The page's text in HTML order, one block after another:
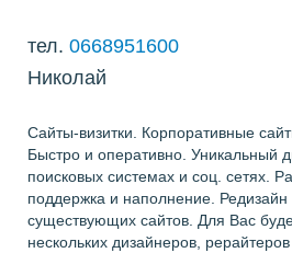
тел. 0668951600
Николай
Сайты-визитки. Корпоративные
Быстро и оперативно. Уникальный
поисковых системах и соц. сетях.
поддержка и наполнение.
существующих сайтов. Для Вас
нескольких дизайнеров,